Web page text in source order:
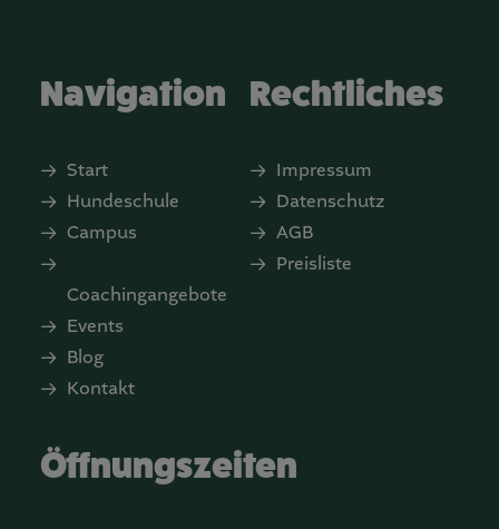
Navigation
Start
Hundeschule
Campus
Coachingangebote
Events
Blog
Kontakt
Rechtliches
Impressum
Datenschutz
AGB
Preisliste
Öffnungszeiten